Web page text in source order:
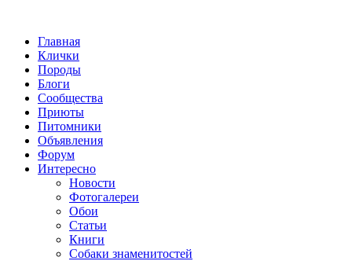
Главная
Клички
Породы
Блоги
Сообщества
Приюты
Питомники
Объявления
Форум
Интересно
Новости
Фотогалереи
Обои
Статьи
Книги
Собаки знаменитостей